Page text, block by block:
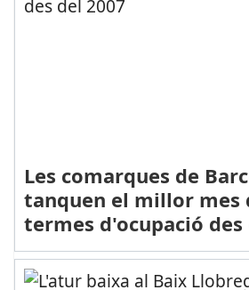
Les comarques de
tanquen el millor mes
termes d'ocupació des